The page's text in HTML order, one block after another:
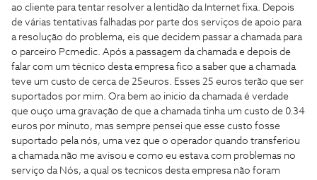
ao cliente para tentar resolver a lentidão da Internet fixa. Depois
de várias tentativas falhadas por parte dos serviços de apoio para
a resolução do problema, eis que decidem passar a chamada para
o parceiro Pcmedic. Após a passagem da chamada e depois de
falar com um técnico desta empresa fico a saber que a chamada
teve um custo de cerca de 25euros. Esses 25 euros terão que ser
suportados por mim. Ora bem ao inicio da chamada é verdade
que ouço uma gravação de que a chamada tinha um custo de 0.34
euros por minuto, mas sempre pensei que esse custo fosse
suportado pela nós, uma vez que o operador quando transferiou
a chamada não me avisou e como eu estava com problemas no
serviço da Nós, a qual os tecnicos desta empresa não foram